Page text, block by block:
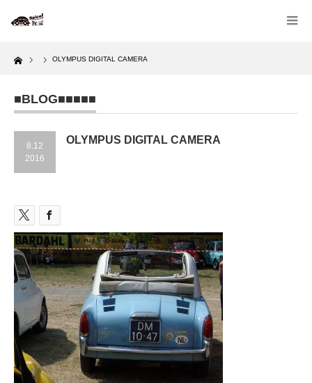
Home OLYMPUS DIGITAL CAMERA
■BLOG■■■■■
8.12
2016
OLYMPUS DIGITAL CAMERA